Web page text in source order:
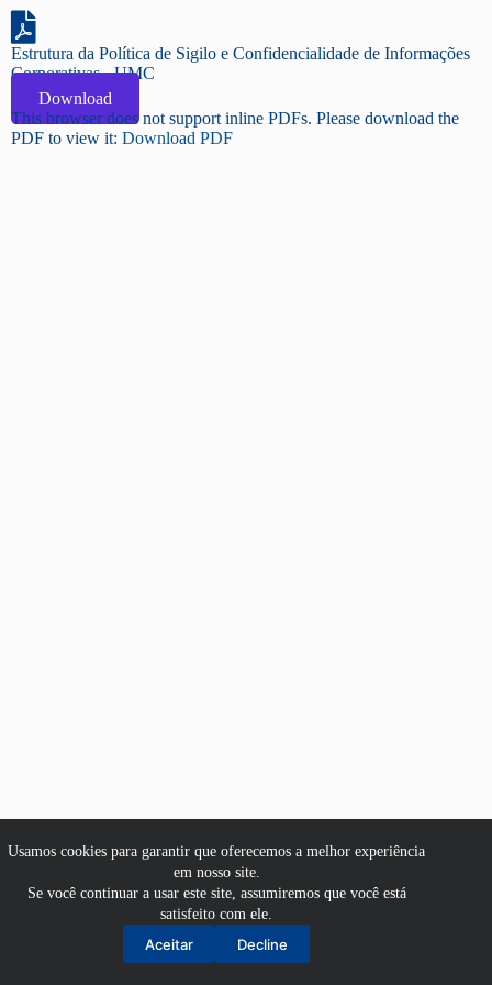
Usamos cookies para garantir que oferecemos a melhor experiência
em nosso site.
Se você continuar a usar este site, assumiremos que você está
satisfeito com ele.
Aceitar Decline
Estrutura da Política de Sigilo e Confidencialidade de Informações
Corporativas - UMC
Download
This browser does not support inline PDFs. Please download the
PDF to view it: Download PDF